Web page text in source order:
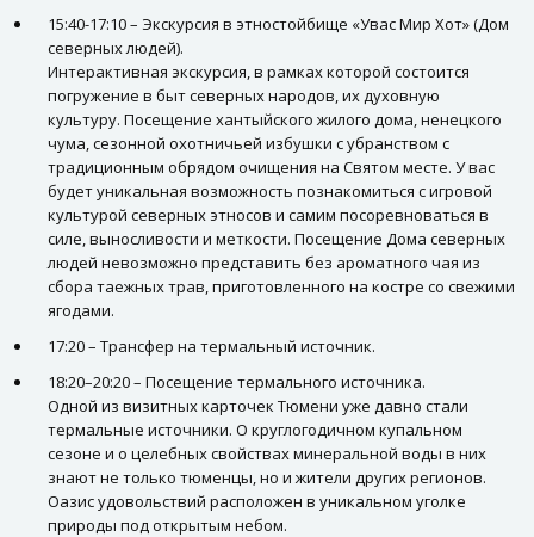
15:40-17:10 – Экскурсия в этностойбище «Увас Мир Хот» (Дом
северных людей).
Интерактивная экскурсия, в рамках которой состоится
погружение в быт северных народов, их духовную
культуру. Посещение хантыйского жилого дома, ненецкого
чума, сезонной охотничьей избушки с убранством с
традиционным обрядом очищения на Святом месте. У вас
будет уникальная возможность познакомиться с игровой
культурой северных этносов и самим посоревноваться в
силе, выносливости и меткости. Посещение Дома северных
людей невозможно представить без ароматного чая из
сбора таежных трав, приготовленного на костре со свежими
ягодами.
17:20 – Трансфер на термальный источник.
18:20–20:20 – Посещение термального источника.
Одной из визитных карточек Тюмени уже давно стали
термальные источники. О круглогодичном купальном
сезоне и о целебных свойствах минеральной воды в них
знают не только тюменцы, но и жители других регионов.
Оазис удовольствий расположен в уникальном уголке
природы под открытым небом.